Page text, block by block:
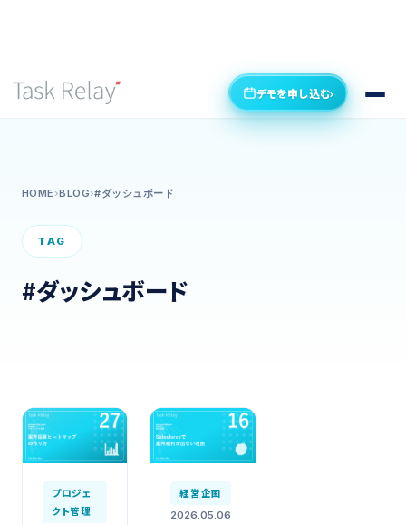
デモを申し込む›
HOME ›BLOG›#ダッシュボード
TAG
#ダッシュボード
プロジェ
クト管理
経営企画
2026.05.06